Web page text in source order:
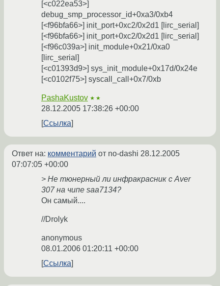
[<c022ea53>]
debug_smp_processor_id+0xa3/0xb4
[<f96bfa66>] init_port+0xc2/0x2d1 [lirc_serial]
[<f96bfa66>] init_port+0xc2/0x2d1 [lirc_serial]
[<f96c039a>] init_module+0x21/0xa0
[lirc_serial]
[<c01393d9>] sys_init_module+0x17d/0x24e
[<c0102f75>] syscall_call+0x7/0xb
PashaKustov ★★
28.12.2005 17:38:26 +00:00
Ссылка
Ответ на: комментарий от no-dashi 28.12.2005
07:07:05 +00:00
> Не тюнерный ли инфракрасник с Aver
307 на чипе saa7134?
Он самый....
//Drolyk
anonymous
08.01.2006 01:20:11 +00:00
Ссылка